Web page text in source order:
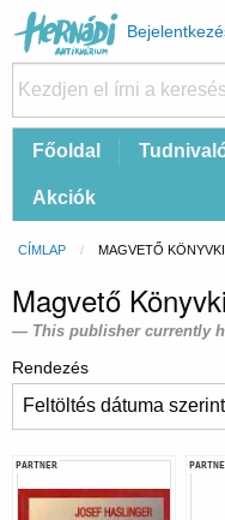
Felhasználói
fiók
menüje
FőFőoldal
Akciók
Morzsa
CÍMLAP CURRENT:
MAGVETŐ
Magvető
This publisher currently
Rendezés
PARTNER